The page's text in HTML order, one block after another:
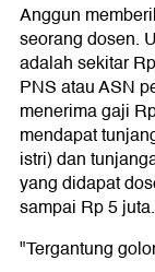
Anggun
seorang dosen.
adalah sekitar
PNS atau ASN
menerima gaji
mendapat
istri) dan
yang didapat
sampai Rp 5 juta.
"Tergantung